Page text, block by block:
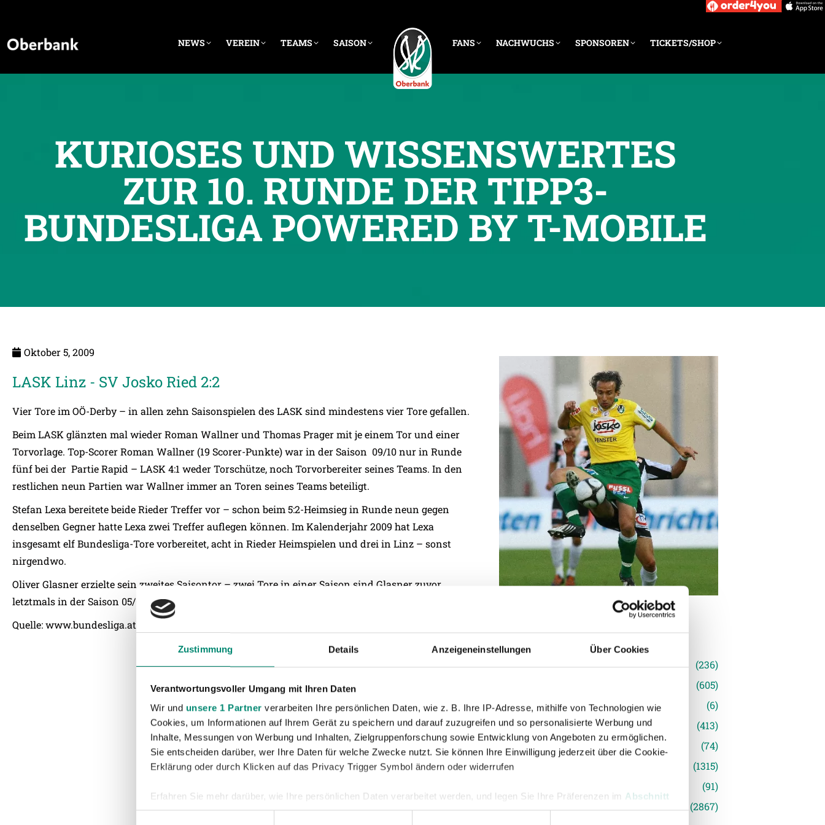
Zustimmung Details Anzeigeneinstellungen Über Cookies
Verantwortungsvoller Umgang mit Ihren Daten
Wir und unsere 1 Partner verarbeiten Ihre persönlichen Daten, wie z. B. Ihre IP-Adresse, mithilfe von Technologien wie
Cookies, um Informationen auf Ihrem Gerät zu speichern und darauf zuzugreifen und so personalisierte Werbung und
Inhalte, Messungen von Werbung und Inhalten, Zielgruppenforschung sowie Entwicklung von Angeboten zu ermöglichen.
Sie entscheiden darüber, wer Ihre Daten für welche Zwecke nutzt. Sie können Ihre Einwilligung jederzeit über die Cookie-
Erklärung oder durch Klicken auf das Privacy Trigger Symbol ändern oder widerrufen
Erfahren Sie mehr darüber, wie Ihre persönlichen Daten verarbeitet werden, und legen Sie Ihre Präferenzen im Abschnitt
Einzelheitenfest.
NEWS VEREIN TEAMS SAISON FANS NACHWUCHS SPONSOREN TICKETS/SHOP
KURIOSES UND WISSENSWERTES
ZUR 10. RUNDE DER TIPP3-
BUNDESLIGA POWERED BY T-MOBILE
Oktober 5, 2009
LASK Linz - SV Josko Ried 2:2
Vier Tore im OÖ-Derby – in allen zehn Saisonspielen des LASK sind mindestens vier Tore gefallen.
Beim LASK glänzten mal wieder Roman Wallner und Thomas Prager mit je einem Tor und einer
Torvorlage. Top-Scorer Roman Wallner (19 Scorer-Punkte) war in der Saison 09/10 nur in Runde
fünf bei der Partie Rapid – LASK 4:1 weder Torschütze, noch Torvorbereiter seines Teams. In den
restlichen neun Partien war Wallner immer an Toren seines Teams beteiligt.
Stefan Lexa bereitete beide Rieder Treffer vor – schon beim 5:2-Heimsieg in Runde neun gegen
denselben Gegner hatte Lexa zwei Treffer auflegen können. Im Kalenderjahr 2009 hat Lexa
insgesamt elf Bundesliga-Tore vorbereitet, acht in Rieder Heimspielen und drei in Linz – sonst
nirgendwo.
Oliver Glasner erzielte sein zweites Saisontor – zwei Tore in einer Saison sind Glasner zuvor
letztmals in der Saison 05/06 gelungen.
Quelle:www.bundesliga.at
Akademie
(236)
(605)
Damen
(6)
Junge Wikinger Ried
(413)
Nachwuchs
(74)
Profis
(1315)
(91)
Unkategorisiert
(2867)